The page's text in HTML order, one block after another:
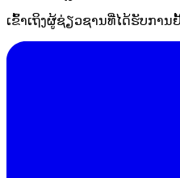
ເຂົ້າເຖິງຜູ້ຊ່ຽວຊານທີ່ໄດ້ຮັບການ